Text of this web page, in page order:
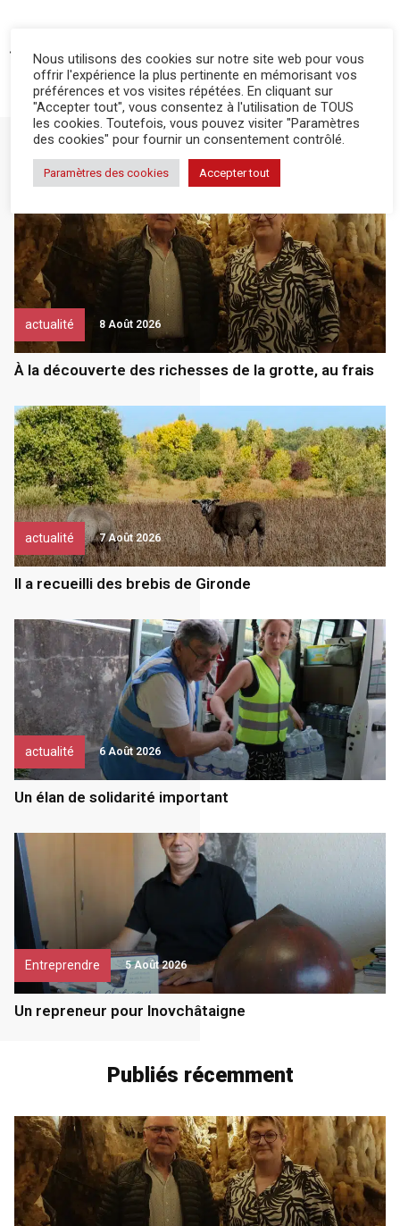
Le snacking en boulangerie dans tous ses états 30 ans dédiés aux métiers d’art
Plus d'articles pour "AgricultureRLP
actualité 8 Août 2026
À la découverte des richesses de la grotte, au frais
actualité 7 Août 2026
Il a recueilli des brebis de Gironde
actualité 6 Août 2026
Un élan de solidarité important
Entreprendre 5 Août 2026
Un repreneur pour Inovchâtaigne
Publiés récemment
Nous utilisons des cookies sur notre site web pour vous
offrir l'expérience la plus pertinente en mémorisant vos
préférences et vos visites répétées. En cliquant sur
"Accepter tout", vous consentez à l'utilisation de TOUS
les cookies. Toutefois, vous pouvez visiter "Paramètres
des cookies" pour fournir un consentement contrôlé.
Paramètres des cookies Accepter tout